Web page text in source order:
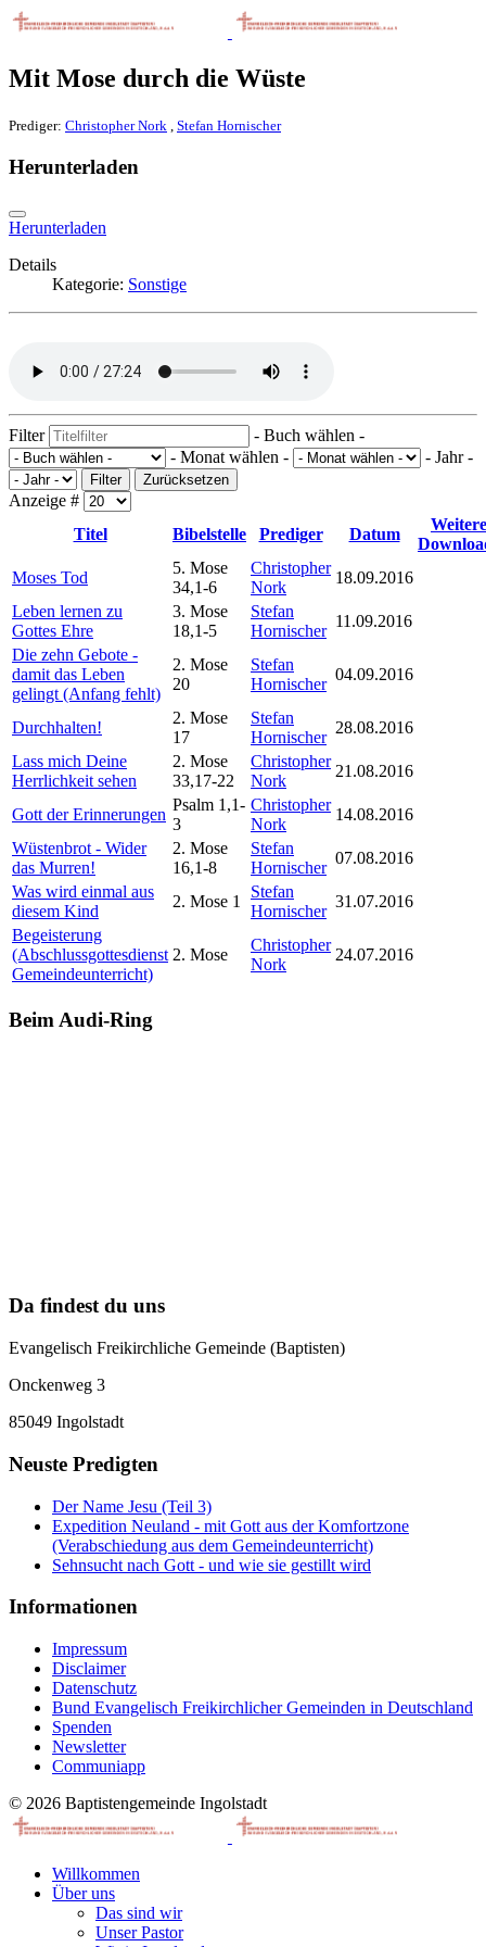
Mit Mose durch die Wüste
Prediger: Christopher Nork Stefan Hornischer
Herunterladen
Herunterladen
Details
Kategorie: Sonstige
Filter
- Buch wählen -
- Monat wählen -
- Jahr -
Filter Zurücksetzen
Anzeige #
Titel
Bibelstelle Prediger Datum
Weitere
Moses Tod
5. Mose
34,1-6
Christopher
Nork
18.09.2016
Leben lernen zu
Gottes Ehre
3. Mose
18,1-5
Stefan
Hornischer
11.09.2016
Die zehn Gebote -
damit das Leben
gelingt (Anfang fehlt)
2. Mose
20
Stefan
Hornischer
04.09.2016
Durchhalten!
2. Mose
17
Stefan
Hornischer
28.08.2016
Lass mich Deine
Herrlichkeit sehen
2. Mose
33,17-22
Christopher
Nork
21.08.2016
Gott der Erinnerungen
Psalm 1,1-
3
Christopher
Nork
14.08.2016
Wüstenbrot - Wider
das Murren!
2. Mose
16,1-8
Stefan
Hornischer
07.08.2016
Was wird einmal aus
diesem Kind
2. Mose 1
Stefan
Hornischer
31.07.2016
Begeisterung
(Abschlussgottesdienst
Gemeindeunterricht)
2. Mose
Christopher
Nork
24.07.2016
Beim Audi-Ring
Da findest du uns
Evangelisch Freikirchliche Gemeinde (Baptisten)
Onckenweg 3
85049 Ingolstadt
Neuste Predigten
Der Name Jesu (Teil 3)
Expedition Neuland - mit Gott aus der Komfortzone
(Verabschiedung aus dem Gemeindeunterricht)
Sehnsucht nach Gott - und wie sie gestillt wird
Informationen
Impressum
Disclaimer
Datenschutz
Bund Evangelisch Freikirchlicher Gemeinden in Deutschland
Spenden
Newsletter
Communiapp
© 2026 Baptistengemeinde Ingolstadt
Willkommen
Über uns
Das sind wir
Unser Pastor